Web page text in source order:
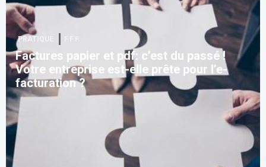
PRATIQUE
Factures papier et pdf: c’est du passé !
Votre entreprise est-elle prête pour l’e-
facturation ?